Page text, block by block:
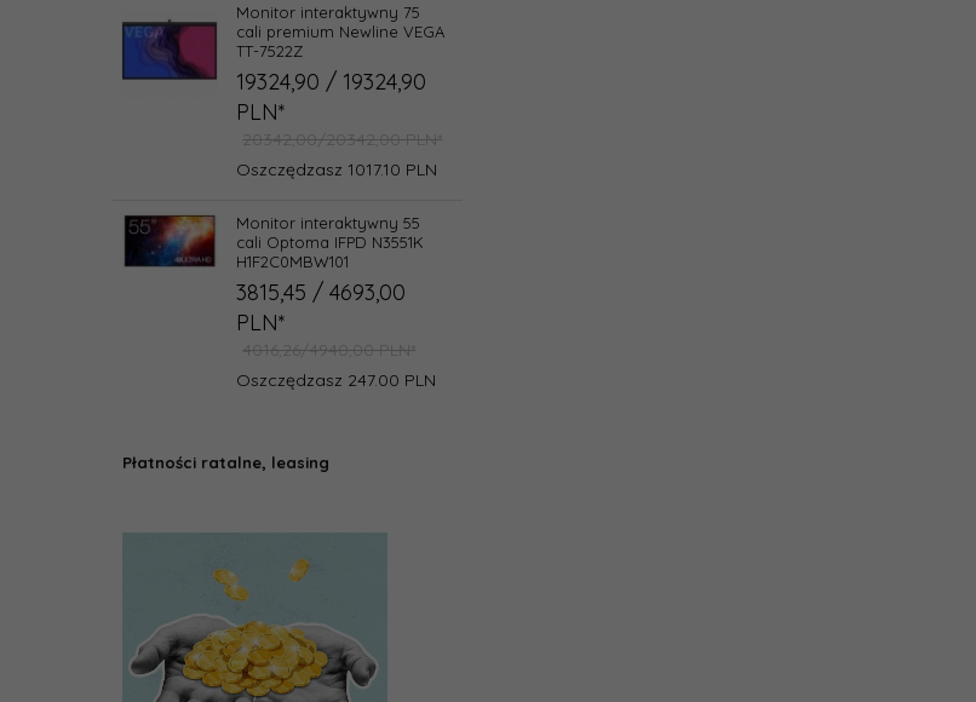
Monitor interaktywny 75
cali premium Newline VEGA
TT-7522Z
19324,90 / 19324,90
PLN*
20342,00/20342,00 PLN*
Oszczędzasz 1017.10 PLN
Monitor interaktywny 55
cali Optoma IFPD N3551K
H1F2C0MBW101
3815,45 / 4693,00
PLN*
4016,26/4940,00 PLN*
Oszczędzasz 247.00 PLN
Płatności ratalne, leasing